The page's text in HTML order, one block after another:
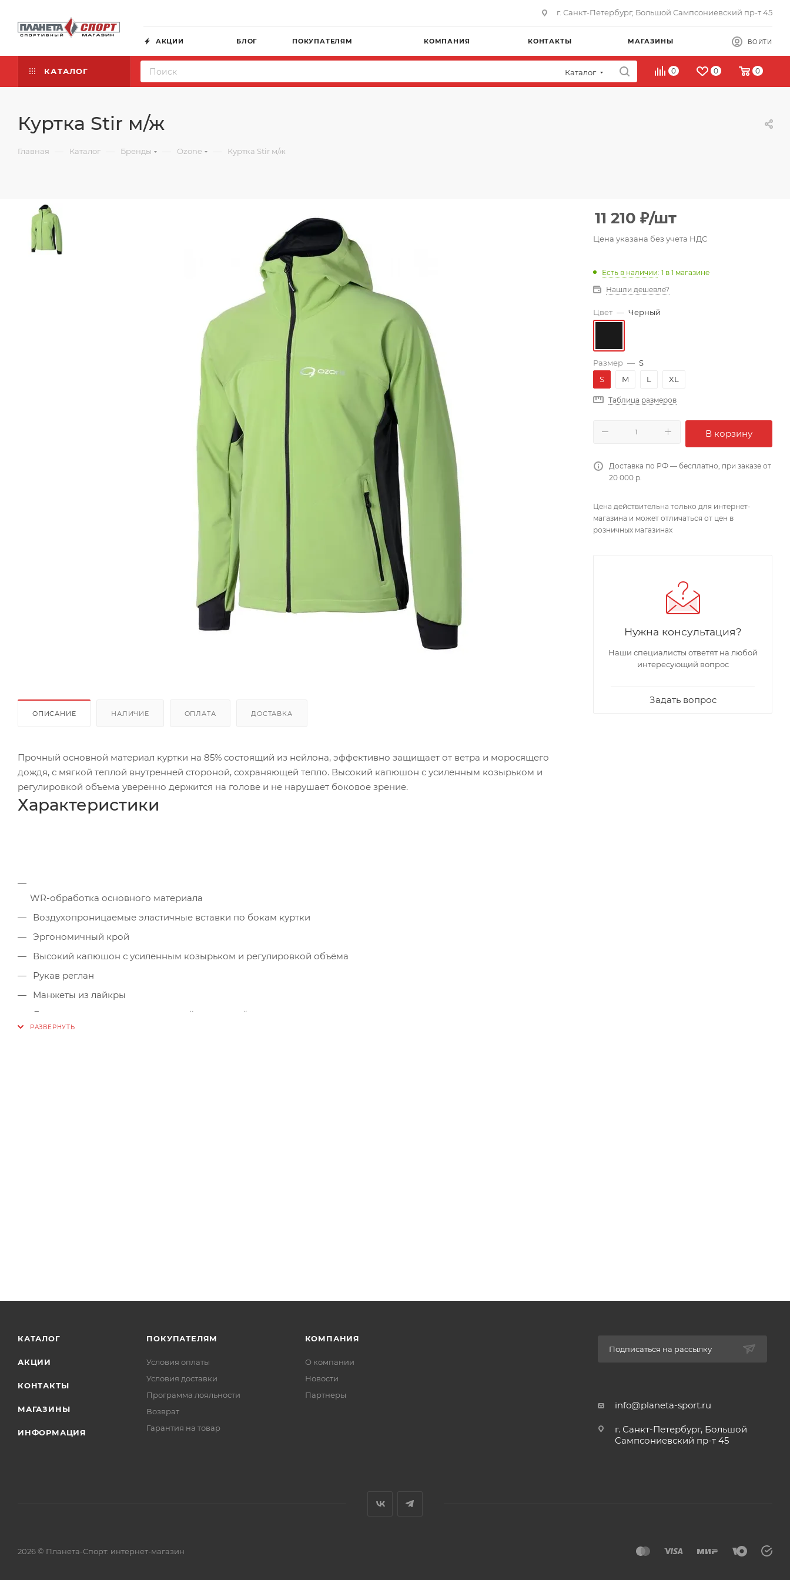
г. Санкт-Петербург, Большой Сампсониевский пр-т 45
АКЦИИ БЛОГ ПОКУПАТЕЛЯМ КОМПАНИЯ КОНТАКТЫ МАГАЗИНЫ ВОЙТИ
КАТАЛОГ Каталог 0 0 0
Куртка Stir м/ж
Главная — Каталог — Бренды — Ozone — Куртка Stir м/ж
ОПИСАНИЕ НАЛИЧИЕ ОПЛАТА ДОСТАВКА
Прочный основной материал куртки на 85% состоящий из нейлона, эффективно защищает от ветра и моросящего
дождя, с мягкой теплой внутренней стороной, сохраняющей тепло. Высокий капюшон с усиленным козырьком и
регулировкой объема уверенно держится на голове и не нарушает боковое зрение.
Характеристики
WR-обработка основного материала
Воздухопроницаемые эластичные вставки по бокам куртки
Эргономичный крой
Высокий капюшон с усиленным козырьком и регулировкой объёма
Рукав реглан
Манжеты из лайкры
Два кармана на молнии с сетчатой подкладой
11 210 ₽/шт
Цена указана без учета НДС
Есть в наличии: 1 в 1 магазине
Нашли дешевле?
Цвет — Черный
Размер — S
S
M L XL
Таблица размеров
В корзину
Доставка по РФ — бесплатно, при заказе от
20 000 р.
Цена действительна только для интернет-
магазина и может отличаться от цен в
розничных магазинах
Нужна консультация?
Наши специалисты ответят на любой
интересующий вопрос
Задать вопрос
КАТАЛОГ
АКЦИИ
КОНТАКТЫ
МАГАЗИНЫ
ИНФОРМАЦИЯ
ПОКУПАТЕЛЯМ
Условия оплаты
Условия доставки
Программа лояльности
Возврат
Гарантия на товар
КОМПАНИЯ
О компании
Новости
Партнеры
Подписаться на рассылку
info@planeta-sport.ru
г. Санкт-Петербург, Большой
Сампсониевский пр-т 45
2026 © Планета-Спорт: интернет-магазин